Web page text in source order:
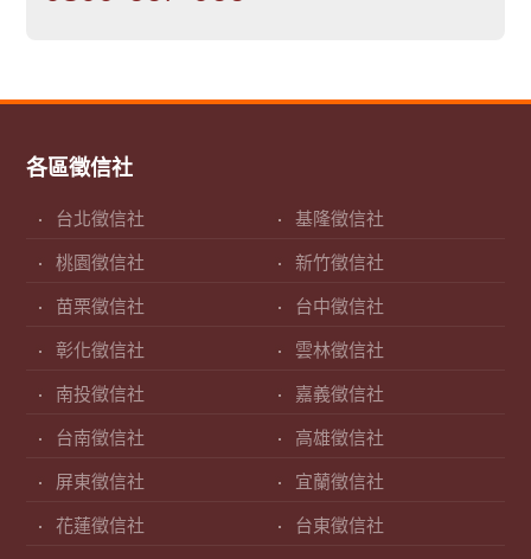
各區徵信社
台北徵信社 基隆徵信社
桃園徵信社 新竹徵信社
苗栗徵信社 台中徵信社
彰化徵信社 雲林徵信社
南投徵信社 嘉義徵信社
台南徵信社 高雄徵信社
屏東徵信社 宜蘭徵信社
花蓮徵信社 台東徵信社